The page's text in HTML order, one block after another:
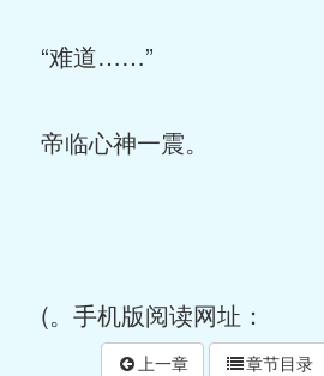
“难道……”
帝临心神一震。
(。手机版阅读网址：
上一章 章节目录